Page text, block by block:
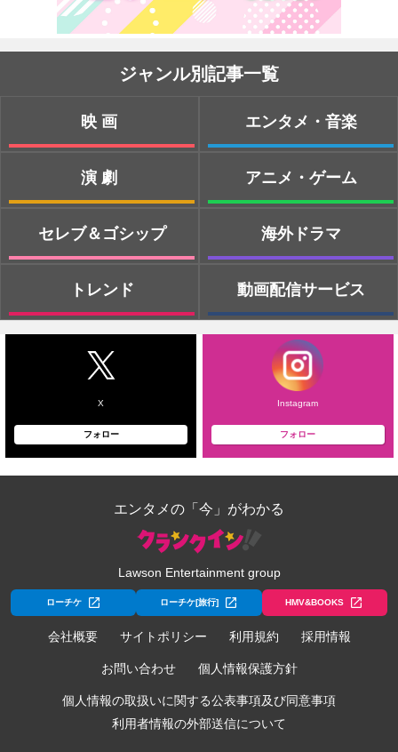
ジャンル別記事一覧
映画
演劇
セレブ＆ゴシップ
トレンド
エンタメ・音楽
アニメ・ゲーム
海外ドラマ
動画配信サービス
X
フォロー
Instagram
フォロー
エンタメの「今」がわかる
Lawson Entertainment group
ローチケ ローチケ[旅行] HMV&BOOKS
会社概要 サイトポリシー 利用規約 採用情報
お問い合わせ 個人情報保護方針
個人情報の取扱いに関する公表事項及び同意事項
利用者情報の外部送信について